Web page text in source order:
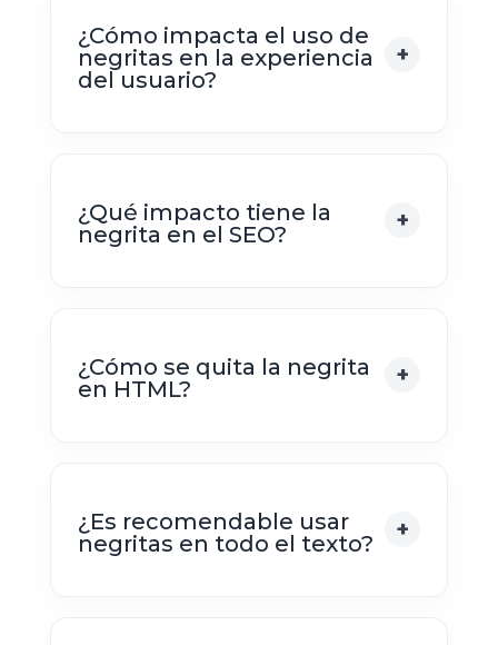
¿Cómo impacta el uso de
negritas en la experiencia
del usuario?
¿Qué impacto tiene la
negrita en el SEO?
¿Cómo se quita la negrita
en HTML?
¿Es recomendable usar
negritas en todo el texto?